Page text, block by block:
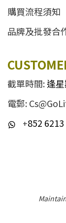
購買流程須知
品牌及批發合
截單時間:逢
電郵:
+852